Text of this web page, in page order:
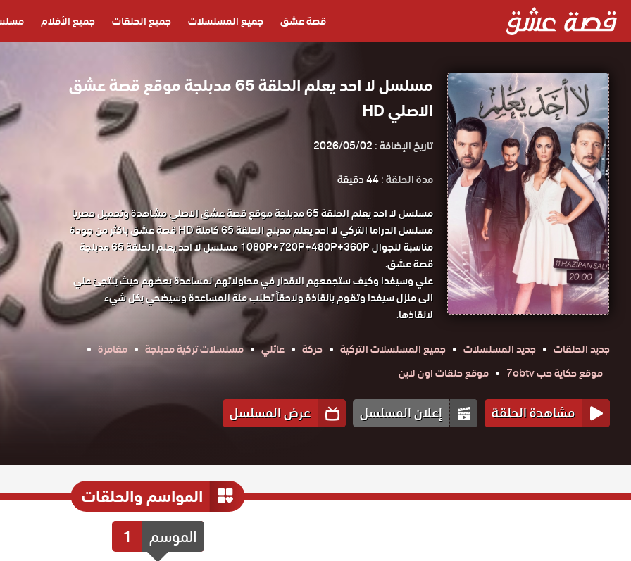
قصة عشق جميع المسلسلات جميع الحلقات جميع الأفلام
مسلسل لا احد يعلم الحلقة 65 مدبلجة موقع قصة عشق
الاصلي HD
تاريخ الإضافة :2026/05/02
مدة الحلقة :44 دقيقة
مسلسل لا احد يعلم الحلقة 65 مدبلجة موقع قصة عشق الاصلي مشاهدة وتحميل حصريا
مسلسل الدراما التركي لا احد يعلم مدبلج الحلقة 65 كاملة HD قصة عشق باكثر من جودة
مناسبة للجوال 1080P+720P+480P+360P مسلسل لا احد يعلم الحلقة 65 مدبلجة
قصة عشق.
علي وسيفدا وكيف ستجمعهم الاقدار في محاولاتهم لمساعدة بعضهم حيث يلتجئ علي
الى منزل سيفدا وتقوم بانقاذة ولاحقاً تطلب منة المساعدة وسيضحي بكل شيء
لانقاذها.
جديد الحلقات
جديد المسلسلات جميع المسلسلات التركية حركة عائلي مسلسلات تركية مدبلجة
مغامرة
موقع حكاية حب 7obtv
موقع حلقات اون لاين
مشاهدة الحلقة إعلان المسلسل عرض المسلسل
المواسم والحلقات
الموسم 1